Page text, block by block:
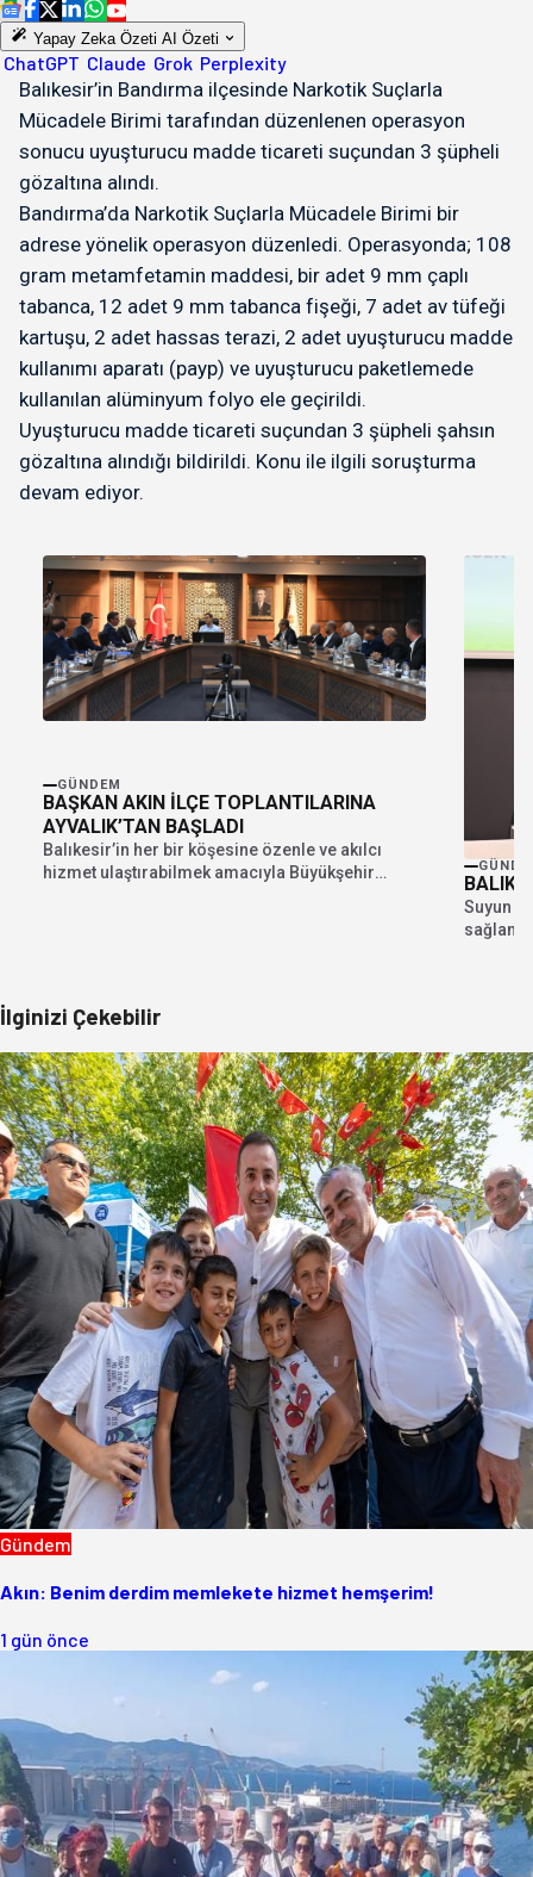
Yapay Zeka Özeti AI Özeti
ChatGPT Claude Grok Perplexity
Balıkesir’in Bandırma ilçesinde Narkotik Suçlarla
Mücadele Birimi tarafından düzenlenen operasyon
sonucu uyuşturucu madde ticareti suçundan 3 şüpheli
gözaltına alındı.
Bandırma’da Narkotik Suçlarla Mücadele Birimi bir
adrese yönelik operasyon düzenledi. Operasyonda; 108
gram metamfetamin maddesi, bir adet 9 mm çaplı
tabanca, 12 adet 9 mm tabanca fişeği, 7 adet av tüfeği
kartuşu, 2 adet hassas terazi, 2 adet uyuşturucu madde
kullanımı aparatı (payp) ve uyuşturucu paketlemede
kullanılan alüminyum folyo ele geçirildi.
Uyuşturucu madde ticareti suçundan 3 şüpheli şahsın
gözaltına alındığı bildirildi. Konu ile ilgili soruşturma
devam ediyor.
GÜNDEM
BAŞKAN AKIN İLÇE TOPLANTILARINA
AYVALIK’TAN BAŞLADI
Balıkesir’in her bir köşesine özenle ve akılcı
hizmet ulaştırabilmek amacıyla Büyükşehir
Suyun
İlginizi Çekebilir
Gündem
Akın: Benim derdim memlekete hizmet hemşerim!
1 gün önce